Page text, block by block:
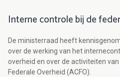
Interne controle bij de
De ministerraad heeft
over de werking van het
overheid en over de activiteiten
Federale Overheid (ACFO).